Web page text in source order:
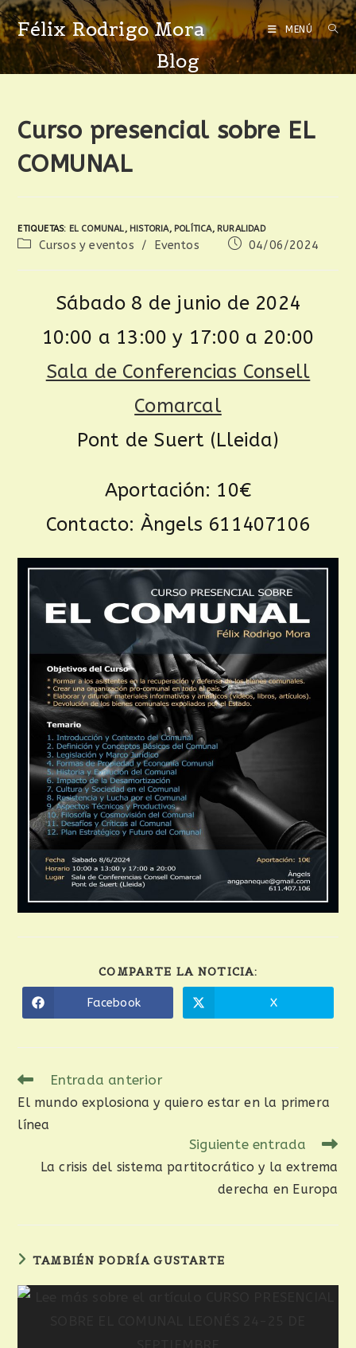
Félix Rodrigo Mora MENÚ
Blog
Curso presencial sobre EL
COMUNAL
ETIQUETAS: EL COMUNAL, HISTORIA, POLÍTICA, RURALIDAD
Cursos y eventos / Eventos 04/06/2024
Sábado 8 de junio de 2024
10:00 a 13:00 y 17:00 a 20:00
Sala de Conferencias Consell
Comarcal
Pont de Suert (Lleida)
Aportación: 10€
Contacto: Àngels 611407106
COMPARTE LA NOTICIA:
Facebook X
Entrada anterior
El mundo explosiona y quiero estar en la primera
línea
Siguiente entrada
La crisis del sistema partitocrático y la extrema
derecha en Europa
TAMBIÉN PODRÍA GUSTARTE